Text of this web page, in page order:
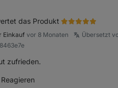
das Produkt
Einkauf vor 8 Monaten Übersetzt
zufrieden.
hilfreich markieren
Reagieren